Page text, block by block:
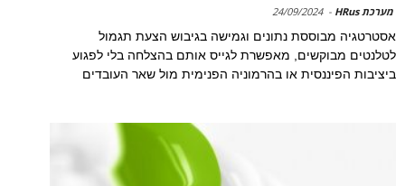
מערכת HRus -
24/09/2024
אסטרטגיה מבוססת נתונים וגמישה בגיבוש הצעת תגמול
לטלנטים מבוקשים, מאפשרת לגייס אותם בהצלחה בלי לפגוע
ביציבות הפיננסית או בהרמוניה הפנימית מול שאר העובדים